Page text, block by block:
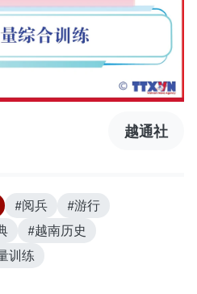
越通社
#阅兵
#游行
#越南历史
训练